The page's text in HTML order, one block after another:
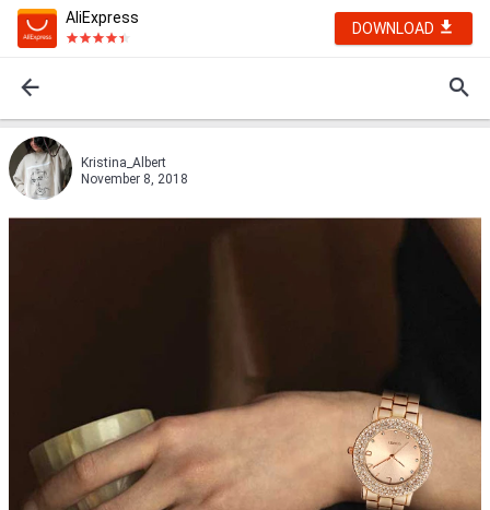
AliExpress
DOWNLOAD
Kristina_Albert
November 8, 2018